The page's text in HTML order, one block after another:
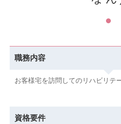
職務内容
お客様宅を訪問してのリハビリテ
資格要件